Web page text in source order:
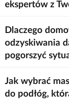
ekspertów z
Dlaczego
odzyskiwania
pogorszyć
Jak wybrać
do podłóg,